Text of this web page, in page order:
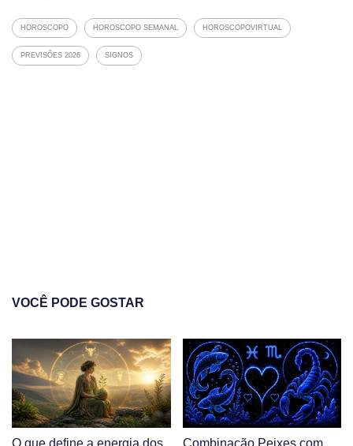
HOROSCOPO HOROSCOPO SEMANAL HOROSCOPOVIRTUAL
PREVISÕES 2026 SIGNOS
VOCÊ PODE GOSTAR
O que define a energia dos
Combinação Peixes com